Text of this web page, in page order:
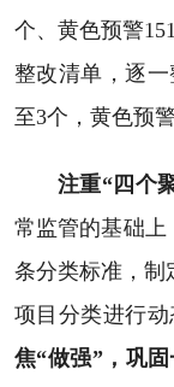
个、黄色预警
整改清单，逐
至3个，黄色预
注重“四个
常监管的基础上
条分类标准，制
项目分类进行
焦“做强”，巩固